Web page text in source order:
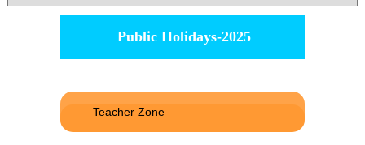
Public Holidays-2025
Teacher Zone